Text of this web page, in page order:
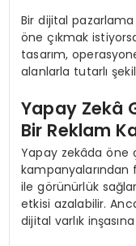
Bir dijital
öne çıkmak
tasarım,
alanlarla tutarlı
Yapay Zekâ
Bir Reklam
Yapay zekâda öne
kampanyalarından
ile görünürlük
etkisi azalabilir.
dijital varlık